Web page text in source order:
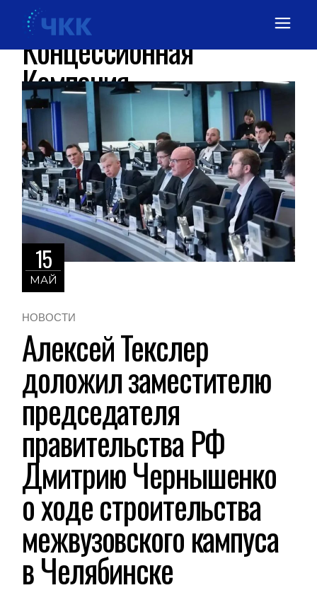
Челябинская
Концессионная
Компания
15
МАЙ
НОВОСТИ
Алексей Текслер
доложил заместителю
председателя
правительства РФ
Дмитрию Чернышенко
о ходе строительства
межвузовского кампуса
в Челябинске